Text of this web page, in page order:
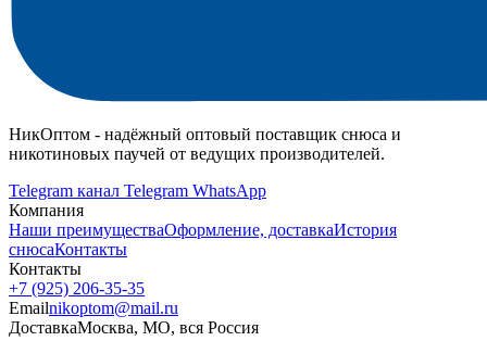
НикОптом - надёжный оптовый поставщик снюса и
никотиновых паучей от ведущих производителей.
Telegram канал Telegram WhatsApp
Компания
Наши преимуществаОформление, доставкаИстория
снюсаКонтакты
Контакты
+7 (925) 206‑35‑35
Emailnikoptom@mail.ru
ДоставкаМосква, МО, вся Россия